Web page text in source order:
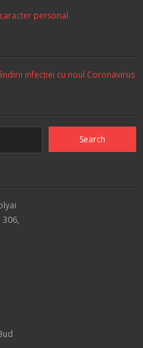
personal
infecţiei cu noul Coronavirus
306,